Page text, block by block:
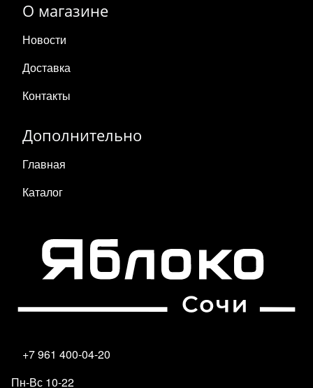
О магазине
Новости
Доставка
Контакты
Дополнительно
Главная
Каталог
+7 961 400-04-20
Пн-Вс 10-22